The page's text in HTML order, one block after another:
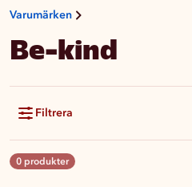
Varumärken
Be-kind
Filtrera
0 produkter